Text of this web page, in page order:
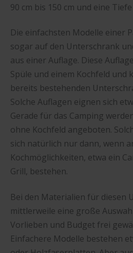
90 cm bis 150 cm und eine
Die einfachsten Modelle einer
sogar auf den Unterschrank
aus einer Auflage. Diese
Spüle und einem Kochfeld und
bereits bestehenden
Solche Auflagen eignen sich
Gerade für das Camping
ohne Kochfeld angeboten.
sich natürlich nur dann, wenn
Kochmöglichkeiten, etwa ein
Grill, bestehen.
Bei den Materialien für diesen
mittlerweile eine große
Vorlieben und Budget frei
Einfachere Modelle bestehen